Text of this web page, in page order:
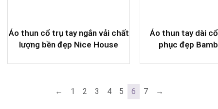
Áo thun cổ trụ tay ngắn vải chất
lượng bền đẹp Nice House
Áo thun tay dài
phục đẹp
← 1 2 3 4 5 6 7 →